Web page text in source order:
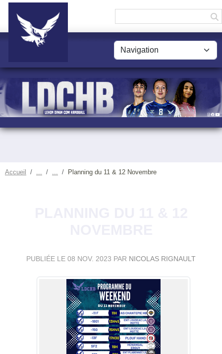
Accueil Planning du 11 & 12 Novembre
PUBLIÉE LE 08 NOV. 2023 PAR NICOLAS RIGNAULT